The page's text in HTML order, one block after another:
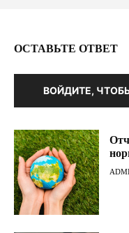
ОСТАВЬТЕ ОТВЕТ
ВОЙДИТЕ,